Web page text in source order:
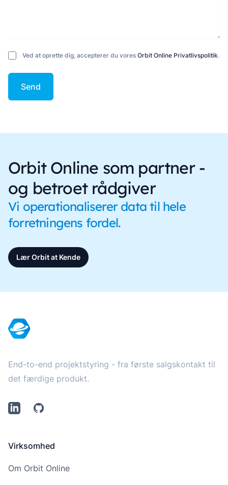
Ved at oprette dig, accepterer du vores Orbit Online Privatlivspolitik.
Send
Orbit Online som partner -
og betroet rådgiver
Vi operationaliserer data til hele
forretningens fordel.
Lær Orbit at Kende
End-to-end projektstyring - fra første salgskontakt til
det færdige produkt.
LinkedInGithub
Virksomhed
Om Orbit Online